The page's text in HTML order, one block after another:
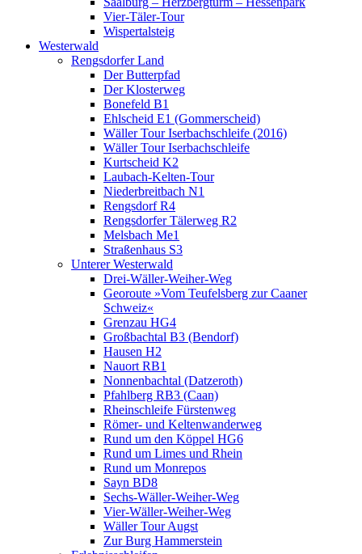
Vier-Täler-Tour
Wispertalsteig
Westerwald
Rengsdorfer Land
Der Butterpfad
Der Klosterweg
Bonefeld B1
Ehlscheid E1 (Gommerscheid)
Wäller Tour Iserbachschleife (2016)
Wäller Tour Iserbachschleife
Kurtscheid K2
Laubach-Kelten-Tour
Niederbreitbach N1
Rengsdorf R4
Rengsdorfer Tälerweg R2
Melsbach Me1
Straßenhaus S3
Unterer Westerwald
Drei-Wäller-Weiher-Weg
Georoute »Vom Teufelsberg zur Caaner
Schweiz«
Grenzau HG4
Großbachtal B3 (Bendorf)
Hausen H2
Nauort RB1
Nonnenbachtal (Datzeroth)
Pfahlberg RB3 (Caan)
Rheinschleife Fürstenweg
Römer- und Keltenwanderweg
Rund um den Köppel HG6
Rund um Limes und Rhein
Rund um Monrepos
Sayn BD8
Sechs-Wäller-Weiher-Weg
Vier-Wäller-Weiher-Weg
Wäller Tour Augst
Zur Burg Hammerstein